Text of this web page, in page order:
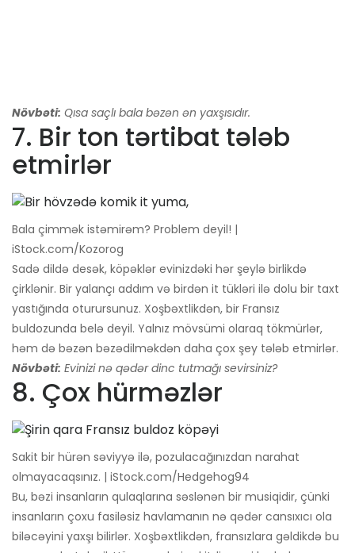
Növbəti: Qısa saçlı bala bəzən ən yaxşısıdır.
7. Bir ton tərtibat tələb
etmirlər
Bala çimmək istəmirəm? Problem deyil! |
iStock.com/Kozorog
Sadə dildə desək, köpəklər evinizdəki hər şeylə birlikdə
çirklənir. Bir yalançı addım və birdən it tükləri ilə dolu bir taxt
yastığında oturursunuz. Xoşbəxtlikdən, bir Fransız
buldozunda belə deyil. Yalnız mövsümi olaraq tökmürlər,
həm də bəzən bəzədilməkdən daha çox şey tələb etmirlər.
Növbəti: Evinizi nə qədər dinc tutmağı sevirsiniz?
8. Çox hürməzlər
Sakit bir hürən səviyyə ilə, pozulacağınızdan narahat
olmayacaqsınız. | iStock.com/Hedgehog94
Bu, bəzi insanların qulaqlarına səslənən bir musiqidir, çünki
insanların çoxu fasiləsiz havlamanın nə qədər cansıxıcı ola
biləcəyini yaxşı bilirlər. Xoşbəxtlikdən, fransızlara gəldikdə bu